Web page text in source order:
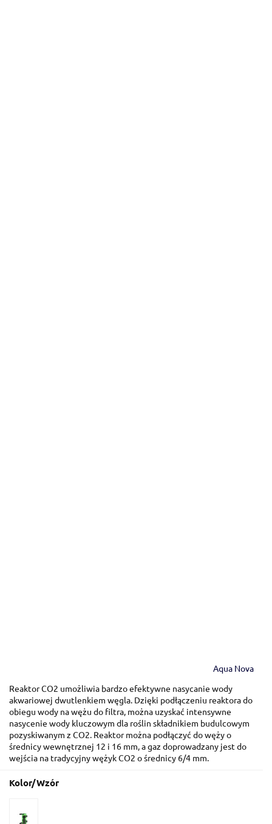
Aqua Nova
Reaktor CO2 umożliwia bardzo efektywne nasycanie wody
akwariowej dwutlenkiem węgla. Dzięki podłączeniu reaktora do
obiegu wody na wężu do filtra, można uzyskać intensywne
nasycenie wody kluczowym dla roślin składnikiem budulcowym
pozyskiwanym z CO2. Reaktor można podłączyć do węży o
średnicy wewnętrznej 12 i 16 mm, a gaz doprowadzany jest do
wejścia na tradycyjny wężyk CO2 o średnicy 6/4 mm.
Kolor/Wzór